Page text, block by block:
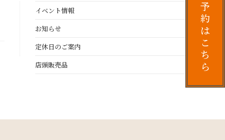
イベント情報
お知らせ
定休日のご案内
店頭販売品
予
約
は
こ
ち
ら